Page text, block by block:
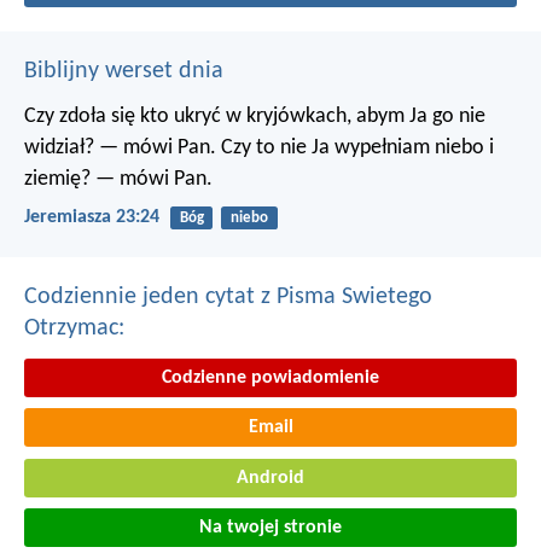
Biblijny werset dnia
Czy zdoła się kto ukryć w kryjówkach, abym Ja go nie
widział? — mówi Pan. Czy to nie Ja wypełniam niebo i
ziemię? — mówi Pan.
Jeremiasza 23:24 Bóg niebo
Codziennie jeden cytat z Pisma Swietego
Otrzymac:
Codzienne powiadomienie
Email
Android
Na twojej stronie